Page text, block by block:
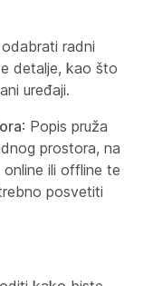
radni
detalje, kao što
uređaji.
: Popis pruža
prostora, na
online ili offline te
posvetiti